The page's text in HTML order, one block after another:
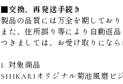
■交換、再発送手続き
製品の品質には万全を期してお
また、住所誤り等により自動返
つきましては、お受け取りにな
1. 対象商品
SHIKARIオリジナル菊池風磨ビ